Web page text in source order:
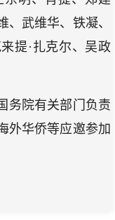
武维华、铁凝、
提·扎克尔、吴政
务院有关部门负责
外华侨等应邀参加